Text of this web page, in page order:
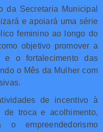
da Secretaria Municipal
e apoiará uma série
feminino ao longo do
objetivo promover a
e o fortalecimento das
o Mês da Mulher com
de incentivo à
de troca e acolhimento,
o empreendedorismo